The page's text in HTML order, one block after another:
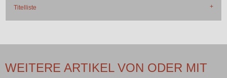
Titelliste
WEITERE ARTIKEL VON ODER MIT